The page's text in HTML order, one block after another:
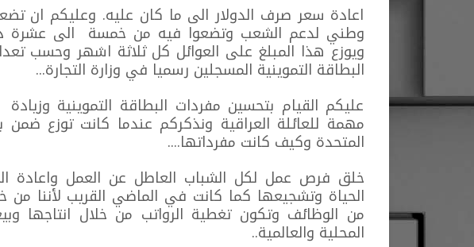
اعادة سعر صرف الدولار الى ما كان عليه. وعليكم ان
وطني لدعم الشعب وتضعوا فيه من خمسة الى عشرة
ويوزع هذا المبلغ على العوائل كل ثلاثة اشهر وحسب
البطاقة التموينية المسجلين رسميا في وزارة التجارة...
عليكم القيام بتحسين مفردات البطاقة التموينية
مهمة للعائلة العراقية ونذكركم عندما كانت توزع ضمن
المتحدة وكيف كانت مفرداتها....
خلق فرص عمل لكل الشباب العاطل عن العمل واعادة
الحياة وتشجيعها كما كانت في الماضي القريب لأننا
من الوظائف وتكون تغطية الرواتب من خلال انتاجها
المحلية والعالمية..